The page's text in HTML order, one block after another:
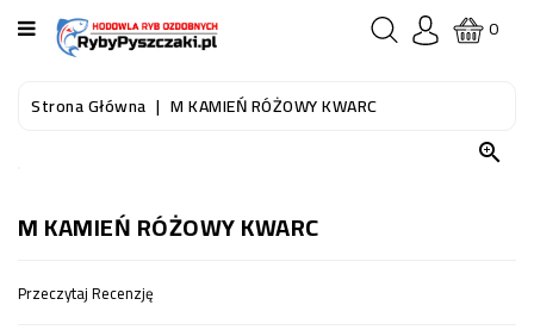
KATEGORIA
STRONA
AKWARIOWE
DO
0
Strona Główna M KAMIEŃ RÓŻOWY KWARC

M KAMIEŃ RÓŻOWY KWARC
Przeczytaj Recenzję